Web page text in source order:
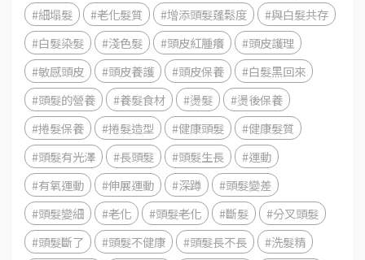
#細塌髮
#老化髮質 #增添頭髮蓬鬆度
#與白髮共存
#白髮染髮
#淺色髮 #頭皮紅腫癢
#頭皮護理
#敏感頭皮
#頭皮養護 #頭皮保養
#白髮黑回來
#頭髮的營養
#養髮食材 #燙髮
#燙後保養
#捲髮保養
#捲髮造型 #健康頭髮
#健康髮質
#頭髮有光澤
#長頭髮 #頭髮生長
#運動
#有氧運動
#伸展運動 #深蹲
#頭髮變差
#頭髮變細
#老化 #頭髮老化 #斷髮
#分叉頭髮
#頭髮斷了
#頭髮不健康 #頭髮長不長
#洗髮精